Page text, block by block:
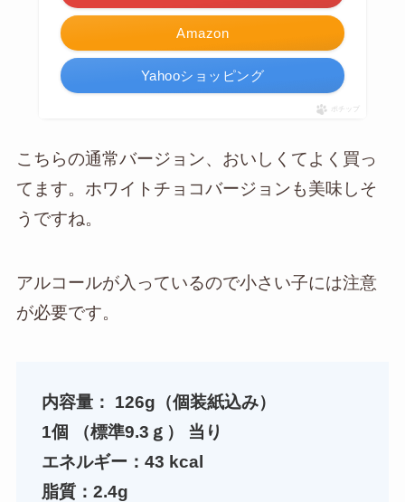
Amazon
Yahooショッピング
ポチップ
こちらの通常バージョン、おいしくてよく買っ
てます。ホワイトチョコバージョンも美味しそ
うですね。
アルコールが入っているので小さい子には注意
が必要です。
内容量： 126g（個装紙込み）
1個 （標準9.3ｇ） 当り
エネルギー：43 kcal
脂質：2.4g